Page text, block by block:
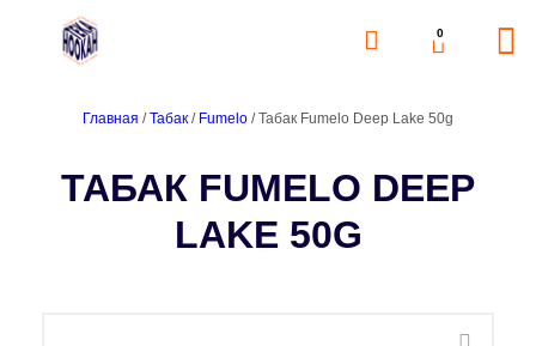
0
Главная /Табак / Fumelo / Табак Fumelo Deep Lake 50g
ТАБАК FUMELO DEEP
LAKE 50G